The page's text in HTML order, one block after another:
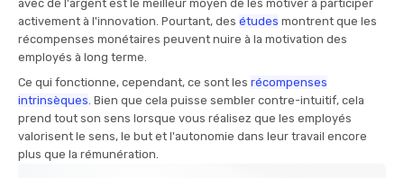
avec de l'argent est le meilleur moyen de les motiver à participer
activement à l'innovation. Pourtant, des études montrent que les
récompenses monétaires peuvent nuire à la motivation des
employés à long terme.
Ce qui fonctionne, cependant, ce sont les récompenses
intrinsèques. Bien que cela puisse sembler contre-intuitif, cela
prend tout son sens lorsque vous réalisez que les employés
valorisent le sens, le but et l'autonomie dans leur travail encore
plus que la rémunération.